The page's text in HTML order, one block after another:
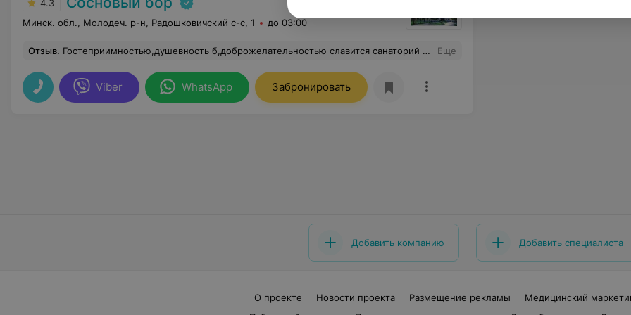
4.3
Минск. обл., Молодеч. р-н, Радошковичский c-с, 1 до 03:00
Отзыв. Гостеприимностью,душевность б,доброжелательностью славится санаторий "Сосновый Бор" как на территории Беларуси,так и за ее пределами. На протяжении всего отдыха слова благодарности хочется сказать: -Матусевич Сергею Сергеевичу,врачу I категории, за профессионализм, внимательность к отдыхающим; -Цегалко Татьяне Валентиновне,администратору санатория,за доброту и порядочность; -Пустоходу Геннадию Ивановичу и его коллективу отдела культуры за правильно организованный досуг на протяжении всего заезда; -Окмановской Валентине Филипповне за своевременную уборку жилых комнат 3 корпуса. Слова благодарности шеф-повара Борисович Валентине Ивановне,Воронина Александру Викторовичу -официанту санатория. Огромное Всем спасибо!!!Так держать!!! Еще
Viber WhatsApp Забронировать
Добавить компанию Добавить специалиста
О проекте Новости проекта Размещение рекламы
Медицинский